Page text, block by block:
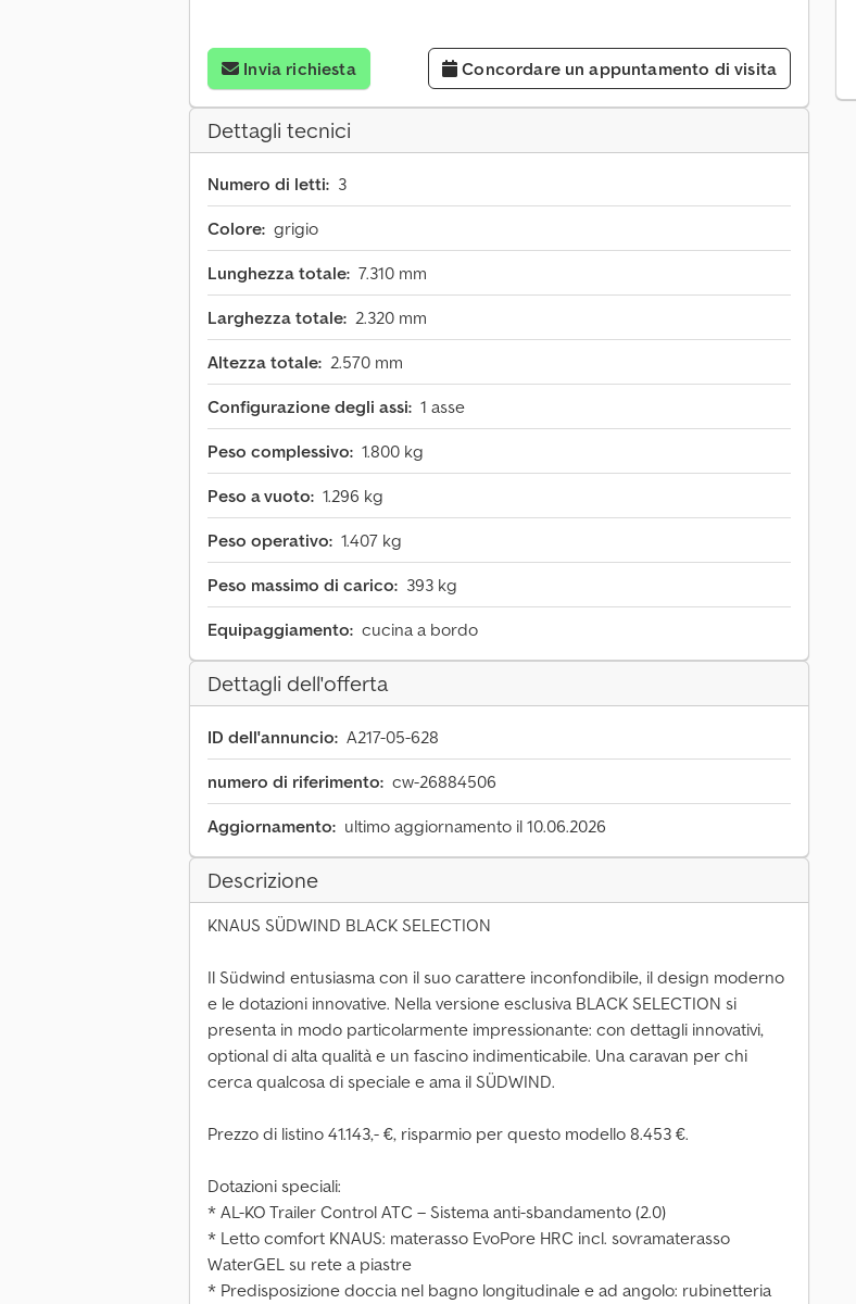
Invia richiesta Concordare un appuntamento di visita
Dettagli tecnici
Numero di letti: 3
Colore: grigio
Lunghezza totale: 7.310 mm
Larghezza totale: 2.320 mm
Altezza totale: 2.570 mm
Configurazione degli assi: 1 asse
Peso complessivo: 1.800 kg
Peso a vuoto: 1.296 kg
Peso operativo: 1.407 kg
Peso massimo di carico: 393 kg
Equipaggiamento: cucina a bordo
Dettagli dell'offerta
ID dell'annuncio: A217-05-628
numero di riferimento: cw-26884506
Aggiornamento: ultimo aggiornamento il 10.06.2026
Descrizione
KNAUS SÜDWIND BLACK SELECTION
Il Südwind entusiasma con il suo carattere inconfondibile, il design moderno
e le dotazioni innovative. Nella versione esclusiva BLACK SELECTION si
presenta in modo particolarmente impressionante: con dettagli innovativi,
optional di alta qualità e un fascino indimenticabile. Una caravan per chi
cerca qualcosa di speciale e ama il SÜDWIND.
Prezzo di listino 41.143,- €, risparmio per questo modello 8.453 €.
Dotazioni speciali:
* AL-KO Trailer Control ATC – Sistema anti-sbandamento (2.0)
* Letto comfort KNAUS: materasso EvoPore HRC incl. sovramaterasso
WaterGEL su rete a piastre
* Predisposizione doccia nel bagno longitudinale e ad angolo: rubinetteria